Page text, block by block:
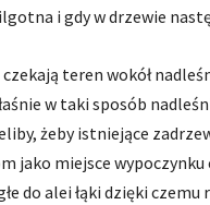
i gdy w drzewie
teren wokół
w taki sposób
żeby istniejące
jako miejsce
do alei łąki dzięki